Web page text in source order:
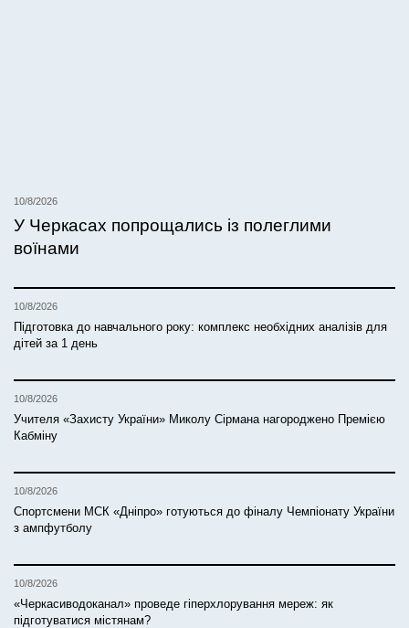
10/8/2026
У Черкасах попрощались із полеглими
воїнами
10/8/2026
Підготовка до навчального року: комплекс необхідних аналізів для
дітей за 1 день
10/8/2026
Учителя «Захисту України» Миколу Сірмана нагороджено Премією
Кабміну
10/8/2026
Спортсмени МСК «Дніпро» готуються до фіналу Чемпіонату України
з ампфутболу
10/8/2026
«Черкасиводоканал» проведе гіперхлорування мереж: як
підготуватися містянам?